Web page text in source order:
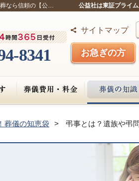
なら信頼の【公… 公益社は東証プライ
サイトマップ
お急ぎの方
8341
葬儀の知恵袋 弔事とは？遺族や弔